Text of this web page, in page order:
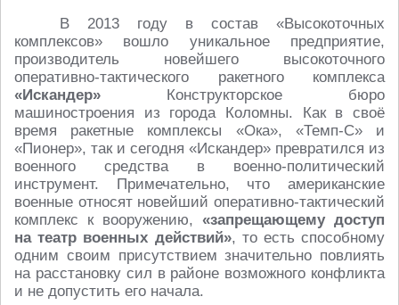
В 2013 году в состав «Высокоточных
комплексов» вошло уникальное предприятие,
производитель новейшего высокоточного
оперативно-тактического ракетного комплекса
«Искандер» Конструкторское бюро
машиностроения из города Коломны. Как в своё
время ракетные комплексы «Ока», «Темп-С» и
«Пионер», так и сегодня «Искандер» превратился из
военного средства в военно-политический
инструмент. Примечательно, что американские
военные относят новейший оперативно-тактический
комплекс к вооружению, «запрещающему доступ
на театр военных действий», то есть способному
одним своим присутствием значительно повлиять
на расстановку сил в районе возможного конфликта
и не допустить его начала.